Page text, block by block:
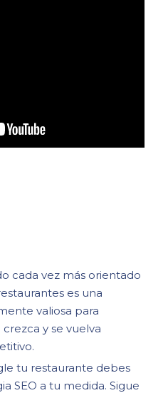
cada vez más orientado
es una
valiosa para
y se vuelva
tu restaurante debes
SEO a tu medida. Sigue